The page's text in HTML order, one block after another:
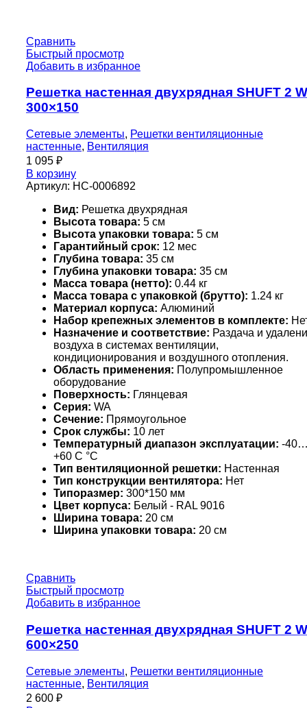
Сравнить
Быстрый просмотр
Добавить в избранное
Решетка настенная двухрядная SHUFT 2
300×150
Сетевые элементы, Решетки вентиляционные
настенные, Вентиляция
1 095 ₽
В корзину
Артикул: НС-0006892
Вид: Решетка двухрядная
Высота товара: 5 см
Высота упаковки товара: 5 см
Гарантийный срок: 12 мес
Глубина товара: 35 см
Глубина упаковки товара: 35 см
Масса товара (нетто): 0.44 кг
Масса товара с упаковкой (брутто): 1.24 кг
Материал корпуса: Алюминий
Набор крепежных элементов в комплекте:
Назначение и соответствие: Раздача и
воздуха в системах вентиляции,
кондиционирования и воздушного отопления.
Область применения: Полупромышленное
оборудование
Поверхность: Глянцевая
Серия: WA
Сечение: Прямоугольное
Срок службы: 10 лет
Температурный диапазон эксплуатации: -
+60 С °С
Тип вентиляционной решетки: Настенная
Тип конструкции вентилятора: Нет
Типоразмер: 300*150 мм
Цвет корпуса: Белый - RAL 9016
Ширина товара: 20 см
Ширина упаковки товара: 20 см
Сравнить
Быстрый просмотр
Добавить в избранное
Решетка настенная двухрядная SHUFT 2
600×250
Сетевые элементы, Решетки вентиляционные
настенные, Вентиляция
2 600 ₽